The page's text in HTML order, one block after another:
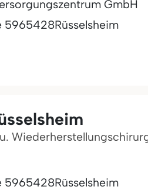
GmbH
5965428Rüsselsheim
5965428Rüsselsheim